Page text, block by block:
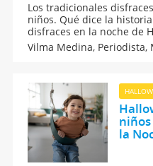
Los tradicionales
niños. Qué dice la
disfraces en la noche de
de los disfraces de
en Halloween los niños
Vilma Medina, Periodista,
la